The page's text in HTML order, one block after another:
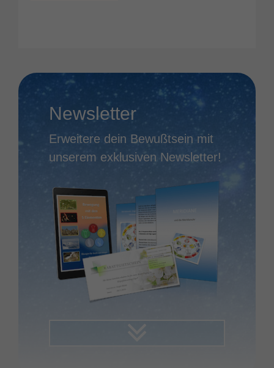
Newsletter
Erweitere dein Bewußtsein mit
unserem exklusiven Newsletter!